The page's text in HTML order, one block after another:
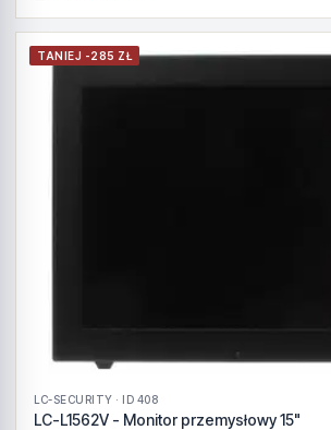
TANIEJ -285 ZŁ
LC-SECURITY · ID 408
LC-L1562V - Monitor przemysłowy 15"